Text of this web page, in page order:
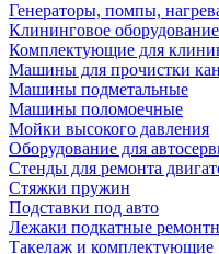
Генераторы, помпы,
Клининговое оборудование
Комплектующие для
Машины для прочистки
Машины подметальные
Машины поломоечные
Мойки высокого давления
Оборудование для
Стенды для ремонта
Стяжки пружин
Подставки под авто
Лежаки подкатные
Такелаж и комплектующие